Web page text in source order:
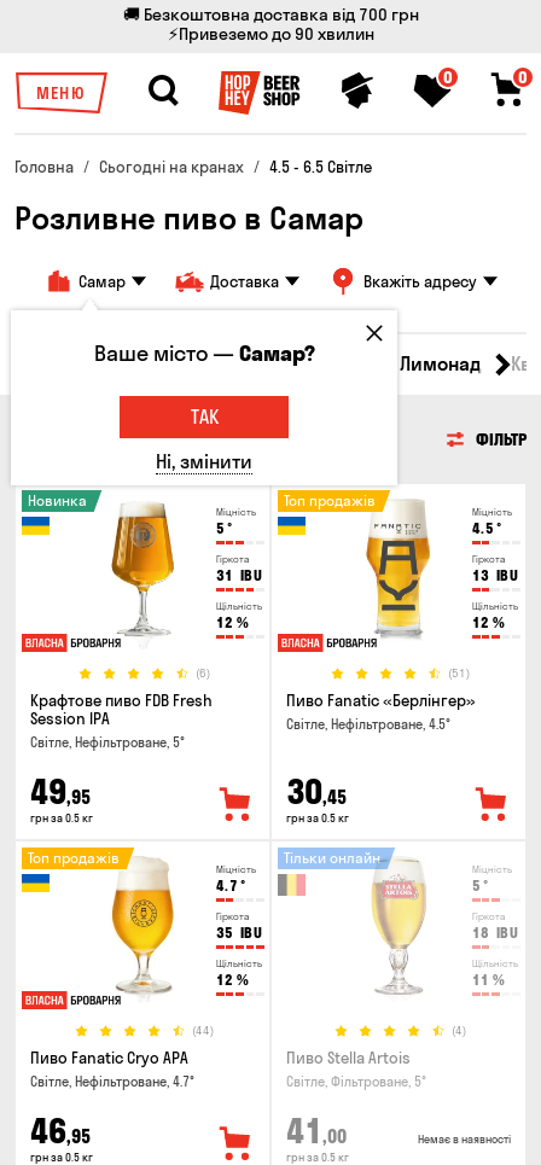
🚚 Безкоштовна доставка від 700 грн
⚡Привеземо до 90 хвилин
МЕНЮ
0 0
Головна Сьогодні на кранах 4.5 - 6.5 Світле
Розливне пиво в Самар
Самар Доставка Вкажіть адресу
Всі товари Пиво Сидр Лимонад
ФІЛЬТР
Міцність
5 °
Гіркота
31 IBU
Щільність
12 %
(6)
Новинка
Крафтове пиво FDB Fresh
Session IPA
Світле, Нефільтроване, 5°
49,95
грн за 0.5 кг
Міцність
4.5 °
Гіркота
13 IBU
Щільність
12 %
(51)
Топ продажів
Пиво Fanatic «Берлінгер»
Світле, Нефільтроване, 4.5°
30,45
грн за 0.5 кг
Міцність
4.7 °
Гіркота
35 IBU
Щільність
12 %
(44)
Топ продажів
Пиво Fanatic Cryo APA
Світле, Нефільтроване, 4.7°
46,95
грн за 0.5 кг
Міцність
5 °
Гіркота
18 IBU
Щільність
11 %
(4)
Тільки онлайн
Пиво Stella Artois
Світле, Фільтроване, 5°
41 ,00
грн за 0.5 кг
Немає в наявності
Ваше місто —Самар?
ТАК
Ні, змінити